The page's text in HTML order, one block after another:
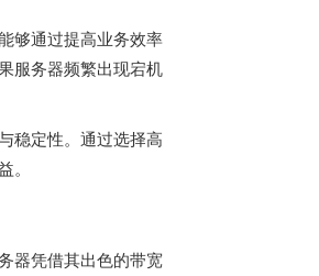
够通过提高业务效率
服务器频繁出现宕机
稳定性。通过选择高
器凭借其出色的带宽